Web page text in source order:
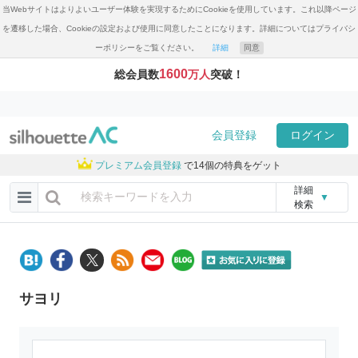
当Webサイトはよりよいユーザー体験を実現するためにCookieを使用しています。これ以降ページ
を遷移した場合、Cookieの設定および使用に同意したことになります。詳細についてはプライバシ
ーポリシーをご覧ください。 詳細 同意
総会員数1600万人突破！
会員登録 ログイン
プレミアム会員登録 で14個の特典をゲット
詳細
検索
▼
サヨリ